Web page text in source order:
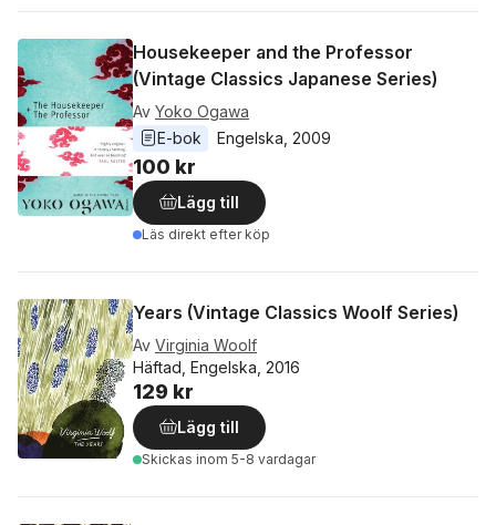
Housekeeper and the Professor
(Vintage Classics Japanese Series)
Av Yoko Ogawa
E-bok
Engelska 2009
100 kr
Lägg till
Läs direkt efter köp
Years (Vintage Classics Woolf Series)
Av Virginia Woolf
Häftad, Engelska, 2016
129 kr
Lägg till
Skickas inom 5-8 vardagar